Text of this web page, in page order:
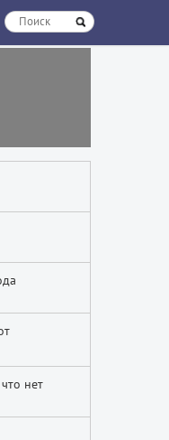
нет